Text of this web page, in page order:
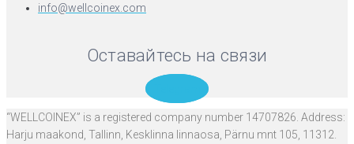
info@wellcoinex.com
Оставайтесь на связи
“WELLCOINEX” is a registered company number 14707826. Address:
Harju maakond, Tallinn, Kesklinna linnaosa, Pärnu mnt 105, 11312.